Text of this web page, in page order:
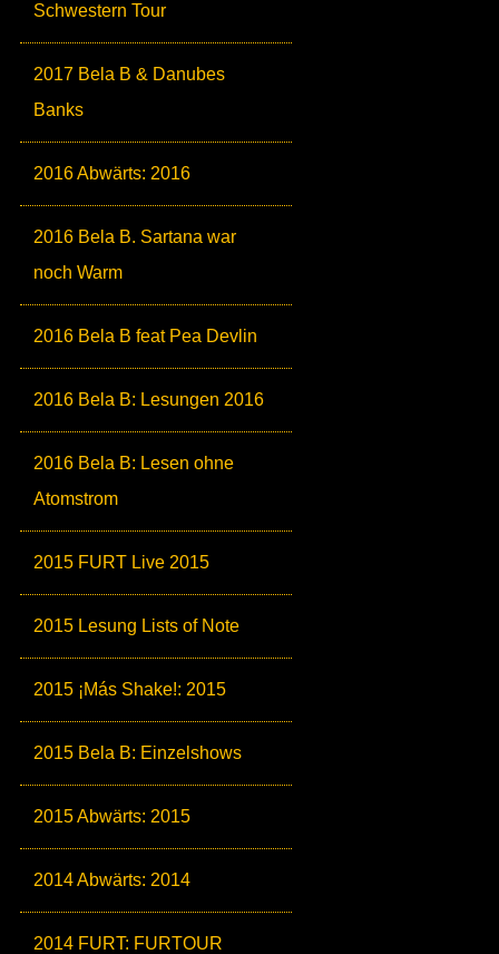
Schwestern Tour
2017 Bela B & Danubes
Banks
2016 Abwärts: 2016
2016 Bela B. Sartana war
noch Warm
2016 Bela B feat Pea Devlin
2016 Bela B: Lesungen 2016
2016 Bela B: Lesen ohne
Atomstrom
2015 FURT Live 2015
2015 Lesung Lists of Note
2015 ¡Más Shake!: 2015
2015 Bela B: Einzelshows
2015 Abwärts: 2015
2014 Abwärts: 2014
2014 FURT: FURTOUR